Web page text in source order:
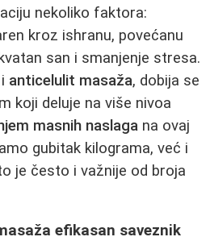
nekoliko faktora:
kroz ishranu, povećanu
san i smanjenje stresa.
anticelulit masaža, dobija se
koji deluje na više nivoa
masnih naslaga na ovaj
gubitak kilograma, već i
je često i važnije od broja
efikasan saveznik